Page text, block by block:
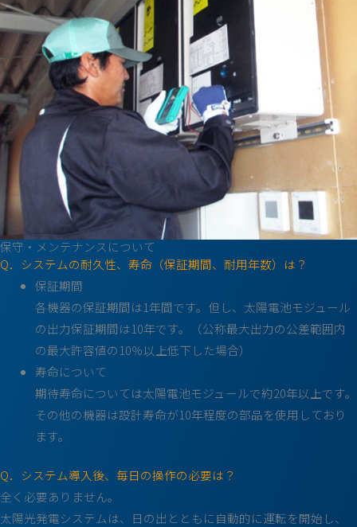
保守・メンテナンスについて
Q．システムの耐久性、寿命（保証期間、耐用年数）は？
保証期間
各機器の保証期間は1年間です。但し、太陽電池モジュール
の出力保証期間は10年です。（公称最大出力の公差範囲内
の最大許容値の10％以上低下した場合）
寿命について
期待寿命については太陽電池モジュールで約20年以上です。
その他の機器は設計寿命が10年程度の部品を使用しており
ます。
Q．システム導入後、毎日の操作の必要は？
全く必要ありません。
太陽光発電システムは、日の出とともに自動的に運転を開始し、